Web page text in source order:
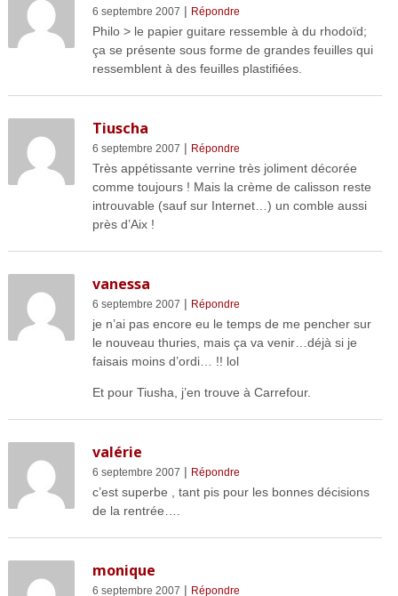
6 septembre 2007 | Répondre
Philo > le papier guitare ressemble à du rhodoïd;
ça se présente sous forme de grandes feuilles qui
ressemblent à des feuilles plastifiées.
Tiuscha
6 septembre 2007 | Répondre
Très appétissante verrine très joliment décorée
comme toujours ! Mais la crème de calisson reste
introuvable (sauf sur Internet…) un comble aussi
près d’Aix !
vanessa
6 septembre 2007 | Répondre
je n’ai pas encore eu le temps de me pencher sur
le nouveau thuries, mais ça va venir…déjà si je
faisais moins d’ordi… !! lol
Et pour Tiusha, j’en trouve à Carrefour.
valérie
6 septembre 2007 | Répondre
c’est superbe , tant pis pour les bonnes décisions
de la rentrée….
monique
6 septembre 2007 | Répondre